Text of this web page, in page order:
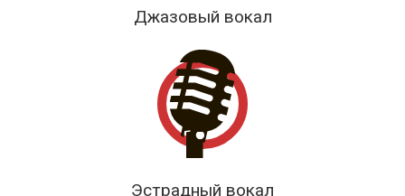
Джазовый вокал
Эстрадный вокал